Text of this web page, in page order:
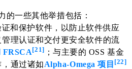
的一些其他举措包括：
证和保护软件，以防止软件供应
理认证和交付更安全软件的流
FRSCA[21] ；与主要的 OSS 基金
通过诸如Alpha-Omega 项目 [22]